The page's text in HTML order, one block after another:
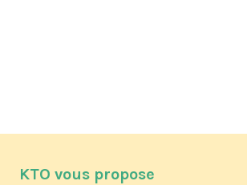
KTO vous propose